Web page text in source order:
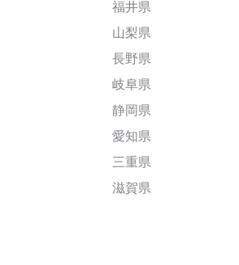
福井県
山梨県
長野県
岐阜県
静岡県
愛知県
三重県
滋賀県